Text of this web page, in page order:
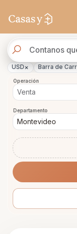
de
propiedades
USD× Barra de
Operación
Departamento